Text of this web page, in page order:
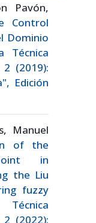
Pavón,
Control
Dominio
Técnica
(2019):
Edición
Manuel
of the
in
the Liu
fuzzy
Técnica
(2022):